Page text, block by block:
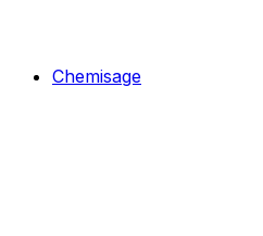
Chemisage